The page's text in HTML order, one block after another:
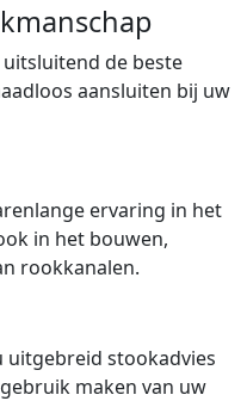
de beste
aansluiten bij uw
ervaring in het
in het bouwen,
rookkanalen.
uitgebreid stookadvies
maken van uw